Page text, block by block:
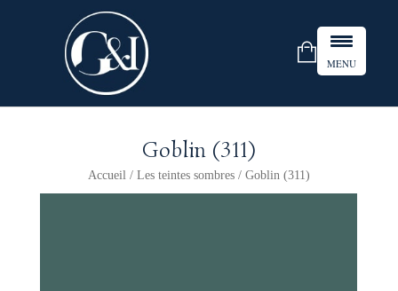
Goblin (311)
Accueil / Les teintes sombres / Goblin (311)
MENU